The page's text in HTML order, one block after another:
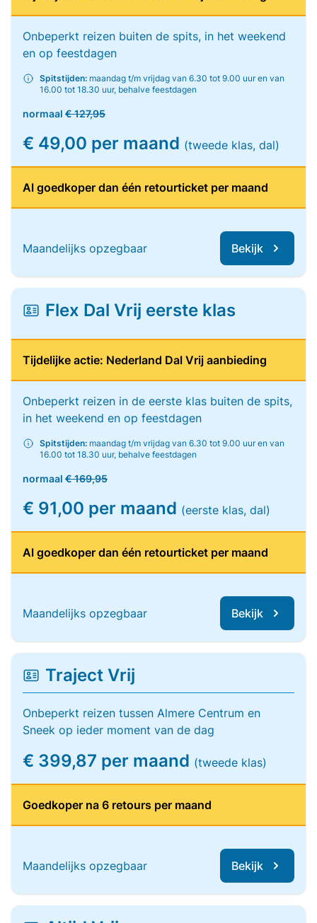
Onbeperkt reizen buiten de spits, in het weekend
en op feestdagen
Spitstijden: maandag t/m vrijdag van 6.30 tot 9.00 uur en van
16.00 tot 18.30 uur, behalve feestdagen
normaal € 127,95
€ 49,00 per maand (tweede klas, dal)
Al goedkoper dan één retourticket per maand
Maandelijks opzegbaar Bekijk
Flex Dal Vrij eerste klas
Tijdelijke actie: Nederland Dal Vrij aanbieding
Onbeperkt reizen in de eerste klas buiten de spits,
in het weekend en op feestdagen
Spitstijden: maandag t/m vrijdag van 6.30 tot 9.00 uur en van
16.00 tot 18.30 uur, behalve feestdagen
normaal € 169,95
€ 91,00 per maand (eerste klas, dal)
Al goedkoper dan één retourticket per maand
Maandelijks opzegbaar Bekijk
Traject Vrij
Onbeperkt reizen tussen Almere Centrum en
Sneek op ieder moment van de dag
€ 399,87 per maand (tweede klas)
Goedkoper na 6 retours per maand
Maandelijks opzegbaar Bekijk